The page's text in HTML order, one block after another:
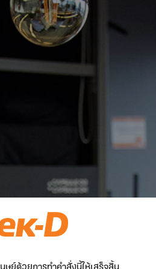
ย์ด้วยการทำคำสั่งนี้ให้เสร็จสิ้น